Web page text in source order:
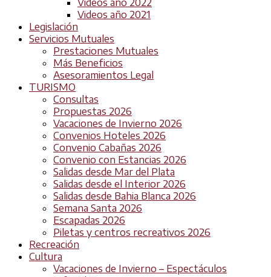
Videos año 2021
Legislación
Servicios Mutuales
Prestaciones Mutuales
Más Beneficios
Asesoramientos Legal
TURISMO
Consultas
Propuestas 2026
Vacaciones de Invierno 2026
Convenios Hoteles 2026
Convenio Cabañas 2026
Convenio con Estancias 2026
Salidas desde Mar del Plata
Salidas desde el Interior 2026
Salidas desde Bahia Blanca 2026
Semana Santa 2026
Escapadas 2026
Piletas y centros recreativos 2026
Recreación
Cultura
Vacaciones de Invierno – Espectáculos